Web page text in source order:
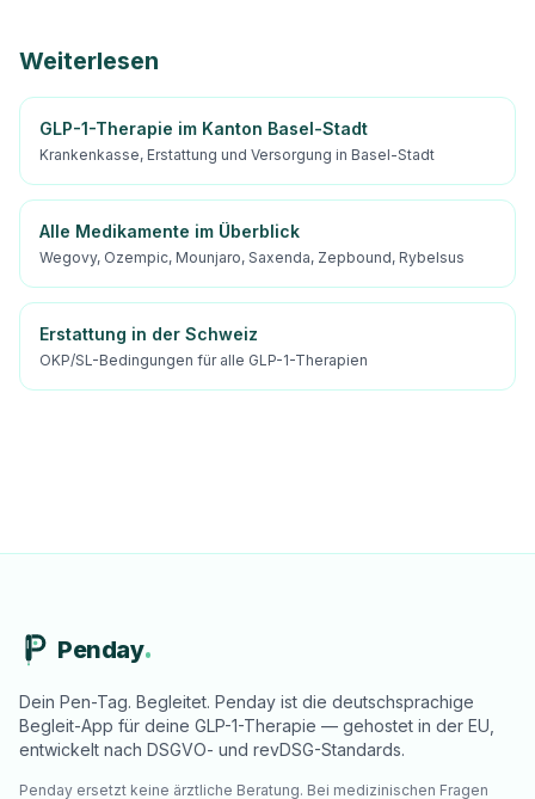
Weiterlesen
GLP-1-Therapie im Kanton Basel-Stadt
Krankenkasse, Erstattung und Versorgung in Basel-Stadt
Alle Medikamente im Überblick
Wegovy, Ozempic, Mounjaro, Saxenda, Zepbound, Rybelsus
Erstattung in der Schweiz
OKP/SL-Bedingungen für alle GLP-1-Therapien
Penday
Dein Pen-Tag. Begleitet. Penday ist die deutschsprachige
Begleit-App für deine GLP-1-Therapie — gehostet in der EU,
entwickelt nach DSGVO- und revDSG-Standards.
Penday ersetzt keine ärztliche Beratung. Bei medizinischen Fragen